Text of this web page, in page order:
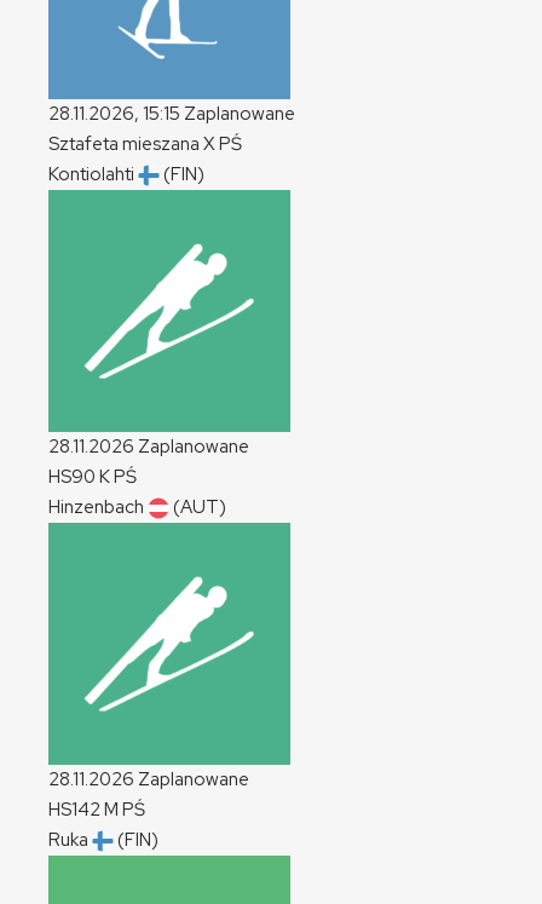
28.11.2026, 15:15 Zaplanowane
Sztafeta mieszana XPŚ
Kontiolahti
(FIN)
28.11.2026 Zaplanowane
HS90 KPŚ
Hinzenbach
(AUT)
28.11.2026 Zaplanowane
HS142M PŚ
Ruka
(FIN)